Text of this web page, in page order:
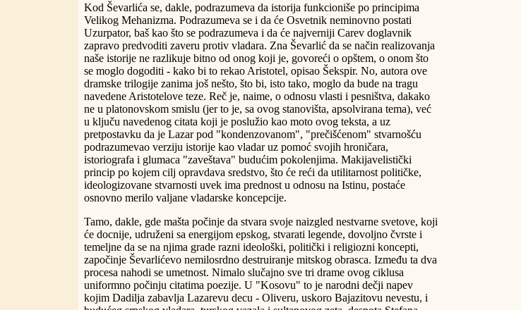
Kod Ševarlića se, dakle, podrazumeva da istorija funkcioniše po principima
Velikog Mehanizma. Podrazumeva se i da će Osvetnik neminovno postati
Uzurpator, baš kao što se podrazumeva i da će najverniji Carev doglavnik
zapravo predvoditi zaveru protiv vladara. Zna Ševarlić da se način realizovanja
naše istorije ne razlikuje bitno od onog koji je, govoreći o opštem, o onom što
se moglo dogoditi - kako bi to rekao Aristotel, opisao Šekspir. No, autora ove
dramske trilogije zanima još nešto, što bi, isto tako, moglo da bude na tragu
navedene Aristotelove teze. Reč je, naime, o odnosu vlasti i pesništva, dakako
ne u platonovskom smislu (jer to je, sa ovog stanovišta, apsolvirana tema), već
u ključu navedenog citata koji je poslužio kao moto ovog teksta, a uz
pretpostavku da je Lazar pod "kondenzovanom", "prečišćenom" stvarnošću
podrazumevao verziju istorije kao vladar uz pomoć svojih hroničara,
istoriografa i glumaca "zaveštava" budućim pokolenjima. Makijavelistički
princip po kojem cilj opravdava sredstvo, što će reći da utilitarnost političke,
ideologizovane stvarnosti uvek ima prednost u odnosu na Istinu, postaće
osnovno merilo valjane vladarske koncepcije.
Tamo, dakle, gde mašta počinje da stvara svoje naizgled nestvarne svetove, koji
će docnije, udruženi sa energijom epskog, stvarati legende, dovoljno čvrste i
temeljne da se na njima grade razni ideološki, politički i religiozni koncepti,
započinje Ševarlićevo nemilosrdno destruiranje mitskog obrasca. Između ta dva
procesa nahodi se umetnost. Nimalo slučajno sve tri drame ovog ciklusa
uniformno počinju citatima poezije. U "Kosovu" to je narodni dečji napev
kojim Dadilja zabavlja Lazarevu decu - Oliveru, uskoro Bajazitovu nevestu, i